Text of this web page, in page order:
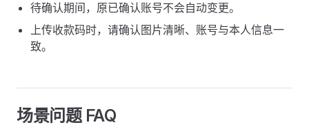
待确认期间，原已确认账号不会自动变更。
上传收款码时，请确认图片清晰、账号与本人信息一
致。
场景问题 FAQ